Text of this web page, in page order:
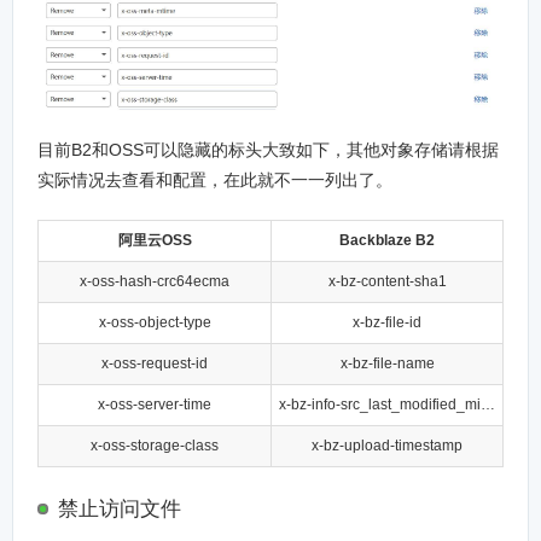
目前B2和OSS可以隐藏的标头大致如下，其他对象存储请根据
实际情况去查看和配置，在此就不一一列出了。
阿里云OSS Backblaze B2
x-oss-hash-crc64ecma x-bz-content-sha1
x-oss-object-type x-bz-file-id
x-oss-request-id x-bz-file-name
x-oss-server-time x-bz-info-src_last_modified_millis
x-oss-storage-class x-bz-upload-timestamp
禁止访问文件